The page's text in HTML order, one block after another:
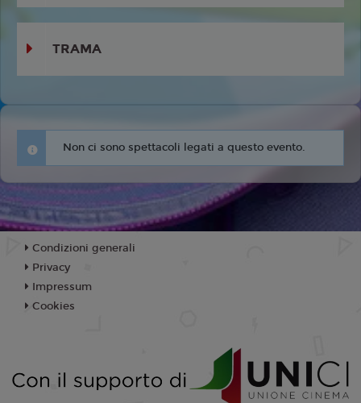
TRAMA
Non ci sono spettacoli legati a questo evento.
Condizioni generali
Privacy
Impressum
Cookies